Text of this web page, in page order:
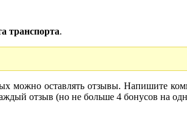
транспорта.
можно оставлять отзывы. Напишите
отзыв (но не больше 4 бонусов на